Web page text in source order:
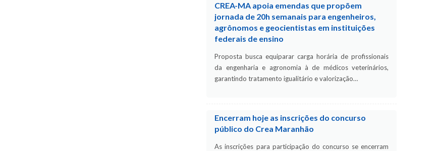
CREA-MA apoia emendas que propõem
jornada de 20h semanais para engenheiros,
agrônomos e geocientistas em instituições
federais de ensino
Proposta busca equiparar carga horária de profissionais
da engenharia e agronomia à de médicos veterinários,
garantindo tratamento igualitário e valorização…
Encerram hoje as inscrições do concurso
público do Crea Maranhão
As inscrições para participação do concurso se encerram